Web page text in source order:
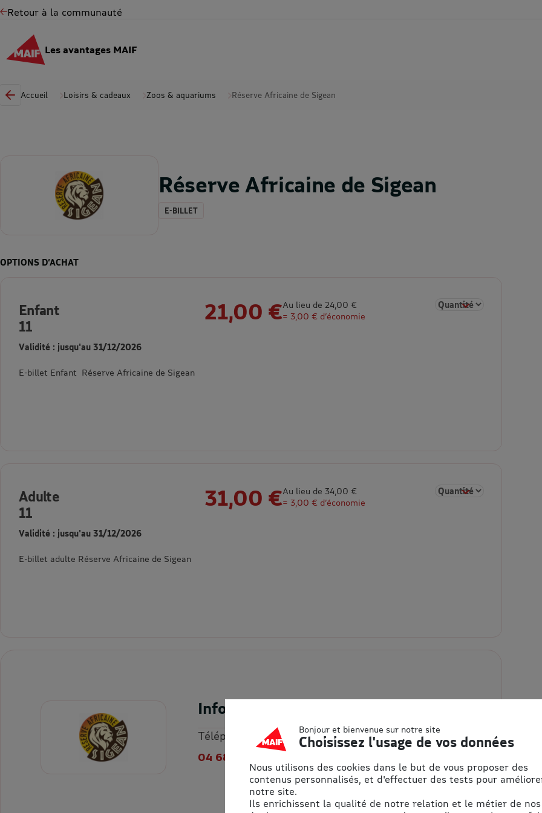
Retour à la communauté
Les avantages MAIF
Accueil Loisirs & cadeaux Zoos & aquariums Réserve Africaine de Sigean
Réserve Africaine de Sigean
E-BILLET
OPTIONS D’ACHAT
Enfant
11
Validité : jusqu'au 31/12/2026
E-billet Enfant Réserve Africaine de Sigean
21,00 €Au lieu de 24,00 €
= 3,00 € d’économie
Sélectionner la quantité
Adulte
11
Validité : jusqu'au 31/12/2026
E-billet adulte Réserve Africaine de Sigean
31,00 €Au lieu de 34,00 €
= 3,00 € d’économie
Sélectionner la quantité
Informations pratiques
Téléphone
04 68 48 20 20
Adresse
Sigean
19 Hameau du Lac
D6009
Bonjour et bienvenue sur notre site
Choisissez l'usage de vos données
Nous utilisons des cookies dans le but de vous proposer des
contenus personnalisés, et d'effectuer des tests pour
notre site.
Ils enrichissent la qualité de notre relation et le métier de nos